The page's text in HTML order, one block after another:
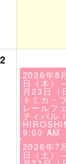
2026年8
日（木）
月23日（
トミカ・
レールフ
ティバル
9:00 AM
2026年7
日（土）